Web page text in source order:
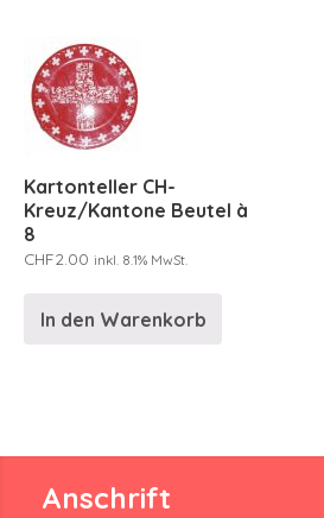
Kartonteller CH-
Kreuz/Kantone Beutel à
8
CHF2.00 inkl. 8.1% MwSt.
In den Warenkorb
Anschrift